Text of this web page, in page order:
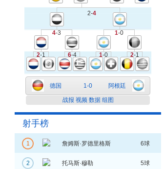
2-4
4-3 1-0
2-1 6-4 1-0 2-1
德国 1-0 阿根廷
战报 视频 数据 组图
射手榜
1 詹姆斯·罗德里格斯 6球
2 托马斯·穆勒 5球